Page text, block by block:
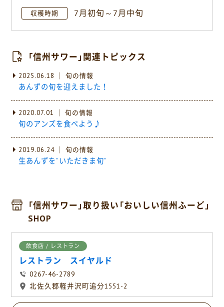
収穫時期 7月初旬～7月中旬
「信州サワー」関連トピックス
2025.06.18 ｜ 旬の情報
あんずの旬を迎えました！
2020.07.01 ｜ 旬の情報
旬のアンズを食べよう♪
2019.06.24 ｜ 旬の情報
生あんずを”いただきま旬”
「信州サワー」取り扱い「おいしい信州ふーど」
SHOP
飲食店 / レストラン
レストラン スイヤルド
0267-46-2789
北佐久郡軽井沢町追分1551-2